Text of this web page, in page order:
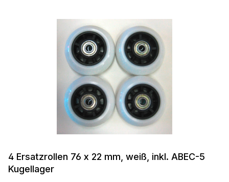
Bildergalerie überspringen
4 Ersatzrollen 76 x 22 mm, weiß, inkl. ABEC-5
Kugellager